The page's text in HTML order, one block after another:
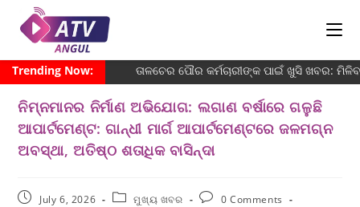
Trending Now: ତାଳଚେର ପୌର କର୍ମଚାରୀଙ୍କ ପାଇଁ ଖୁସି ଖବର:
ନିମ୍ନମାନର ନିର୍ମାଣ ଅଭିଯୋଗ: ଲଗାଣ ବର୍ଷାରେ ଗଳୁଛି
ଆପାର୍ଟମେଣ୍ଟ: ଗାନ୍ଧୀ ମାର୍ଗ ଆପାର୍ଟମେଣ୍ଟରେ ଜଳମଗ୍ନ
ଅବସ୍ଥା, ଅତିଷ୍ଠ ଶତାଧିକ ବାସିନ୍ଦା
July 6, 2026 ମୁଖ୍ୟ ଖବର
0 Comments